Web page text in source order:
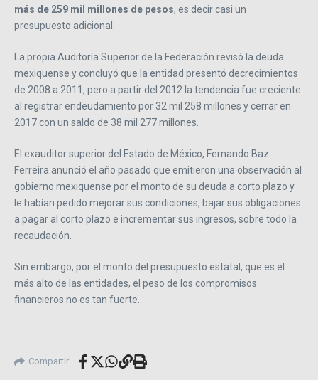
más de 259 mil millones de pesos, es decir casi un
presupuesto adicional.
La propia Auditoría Superior de la Federación revisó la deuda
mexiquense y concluyó que la entidad presentó decrecimientos
de 2008 a 2011, pero a partir del 2012 la tendencia fue creciente
al registrar endeudamiento por 32 mil 258 millones y cerrar en
2017 con un saldo de 38 mil 277 millones.
El exauditor superior del Estado de México, Fernando Baz
Ferreira anunció el año pasado que emitieron una observación al
gobierno mexiquense por el monto de su deuda a corto plazo y
le habían pedido mejorar sus condiciones, bajar sus obligaciones
a pagar al corto plazo e incrementar sus ingresos, sobre todo la
recaudación.
Sin embargo, por el monto del presupuesto estatal, que es el
más alto de las entidades, el peso de los compromisos
financieros no es tan fuerte.
Compartir